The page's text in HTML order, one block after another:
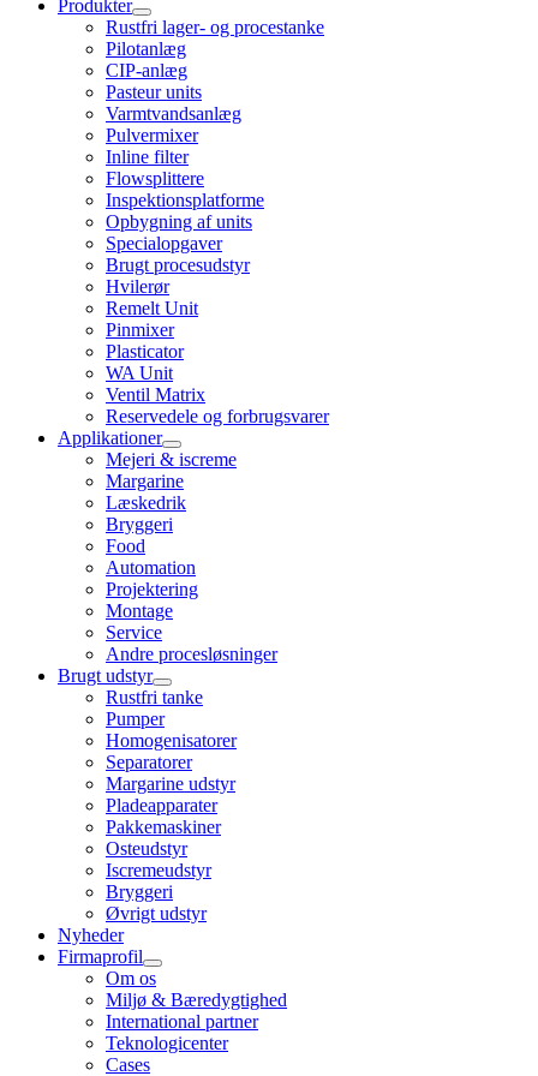
Produkter
Rustfri lager- og procestanke
Pilotanlæg
CIP-anlæg
Pasteur units
Varmtvandsanlæg
Pulvermixer
Inline filter
Flowsplittere
Inspektionsplatforme
Opbygning af units
Specialopgaver
Brugt procesudstyr
Hvilerør
Remelt Unit
Pinmixer
Plasticator
WA Unit
Ventil Matrix
Reservedele og forbrugsvarer
Applikationer
Mejeri & iscreme
Margarine
Læskedrik
Bryggeri
Food
Automation
Projektering
Montage
Service
Andre procesløsninger
Brugt udstyr
Rustfri tanke
Pumper
Homogenisatorer
Separatorer
Margarine udstyr
Pladeapparater
Pakkemaskiner
Osteudstyr
Iscremeudstyr
Bryggeri
Øvrigt udstyr
Nyheder
Firmaprofil
Om os
Miljø & Bæredygtighed
International partner
Teknologicenter
Cases